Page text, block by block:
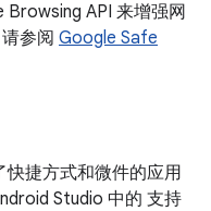
API 来增强网
参阅 Google Safe
捷方式和微件的应用
Studio 中的 支持